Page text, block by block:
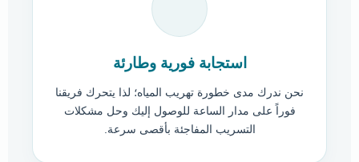
استجابة فورية وطارئة
نحن ندرك مدى خطورة تهريب المياه؛ لذا يتحرك فريقنا
فوراً على مدار الساعة للوصول إليك وحل مشكلات
التسريب المفاجئة بأقصى سرعة.